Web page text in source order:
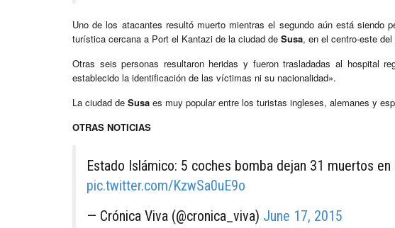
Uno de los atacantes resultó muerto mientras el segundo aún está siendo
turística cercana a Port el Kantazi de la ciudad de Susa, en el centro-este
Otras seis personas resultaron heridas y fueron trasladadas al hospital
establecido la identificación de las víctimas ni su nacionalidad».
La ciudad de Susa es muy popular entre los turistas ingleses, alemanes y
OTRAS NOTICIAS
Estado Islámico: 5 coches bomba dejan 31 muertos en
pic.twitter.com/KzwSa0uE9o
— Crónica Viva (@cronica_viva) June 17, 2015